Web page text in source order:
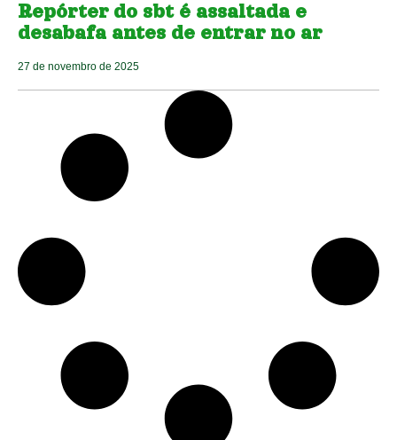
Repórter do sbt é assaltada e
desabafa antes de entrar no ar
27 de novembro de 2025